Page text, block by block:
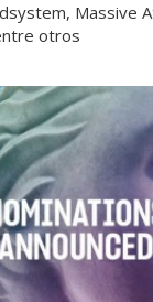
Massive
otros